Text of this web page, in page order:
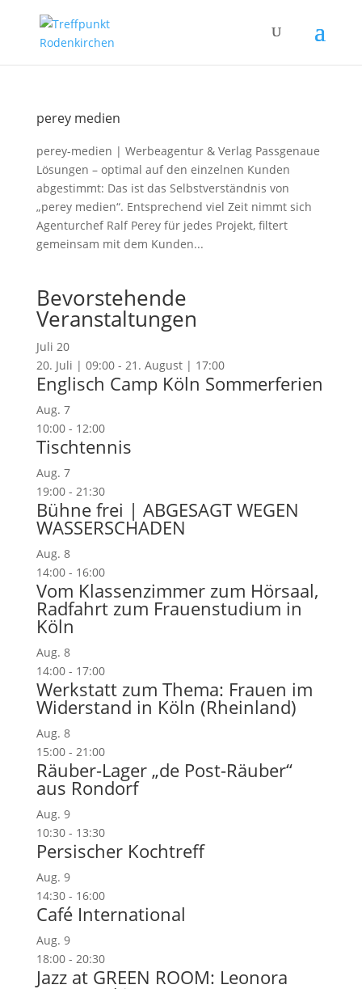
perey medien
perey-medien | Werbeagentur & Verlag Passgenaue
Lösungen – optimal auf den einzelnen Kunden
abgestimmt: Das ist das Selbstverständnis von
„perey medien“. Entsprechend viel Zeit nimmt sich
Agenturchef Ralf Perey für jedes Projekt, filtert
gemeinsam mit dem Kunden...
Bevorstehende
Veranstaltungen
Juli 20
20. Juli | 09:00- 21. August | 17:00
Englisch Camp Köln Sommerferien
Aug. 7
10:00- 12:00
Tischtennis
Aug. 7
19:00- 21:30
Bühne frei | ABGESAGT WEGEN
WASSERSCHADEN
Aug. 8
14:00- 16:00
Vom Klassenzimmer zum Hörsaal,
Radfahrt zum Frauenstudium in
Köln
Aug. 8
14:00- 17:00
Werkstatt zum Thema: Frauen im
Widerstand in Köln (Rheinland)
Aug. 8
15:00- 21:00
Räuber-Lager „de Post-Räuber“
aus Rondorf
Aug. 9
10:30- 13:30
Persischer Kochtreff
Aug. 9
14:30- 16:00
Café International
Aug. 9
18:00- 20:30
Jazz at GREEN ROOM: Leonora